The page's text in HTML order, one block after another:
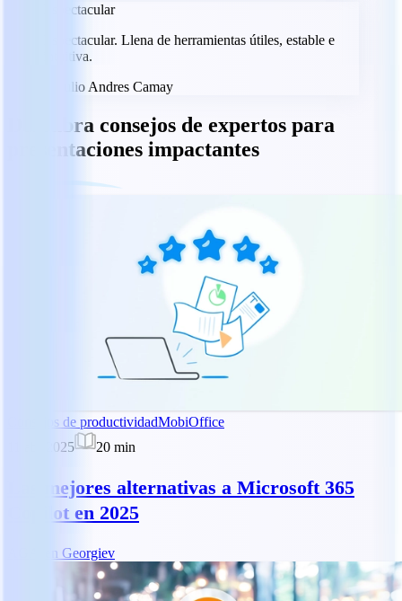
Espectacular
Espectacular. Llena de herramientas útiles, estable e
intuitiva.
Julio Andres Camay
Descubra consejos de expertos para
presentaciones impactantes
Consejos de productividadMobiOffice
11 abr 2025
20 min
Las mejores alternativas a Microsoft 365
Copilot en 2025
Asen Georgiev